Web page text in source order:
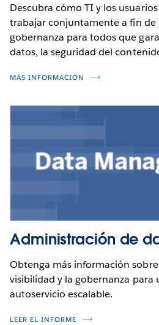
Descubra cómo TI y los
trabajar conjuntamente a fin
gobernanza para todos que
datos, la seguridad del
MÁS INFORMACIÓN
Administración de
Obtenga más información
visibilidad y la gobernanza para
autoservicio escalable.
LEER EL INFORME